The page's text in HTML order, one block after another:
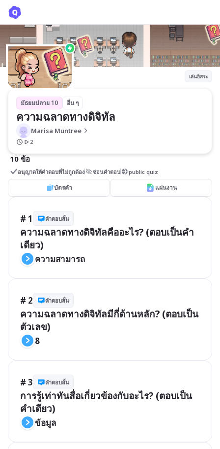
เล่นอิสระ
มัธยมปลาย 10 อื่น ๆ
ความฉลาดทางดิจิทัล
Marisa Muntree
2
10 ข้อ
อนุญาตให้คำตอบที่ไม่ถูกต้อง ซ่อนคำตอบ public quiz
บัตรคำ แผ่นงาน
# 1 คำตอบสั้น
ความฉลาดทางดิจิทัลคืออะไร? (ตอบเป็นคำ
เดียว)
ความสามารถ
# 2 คำตอบสั้น
ความฉลาดทางดิจิทัลมีกี่ด้านหลัก? (ตอบเป็น
ตัวเลข)
8
# 3 คำตอบสั้น
การรู้เท่าทันสื่อเกี่ยวข้องกับอะไร? (ตอบเป็น
คำเดียว)
ข้อมูล